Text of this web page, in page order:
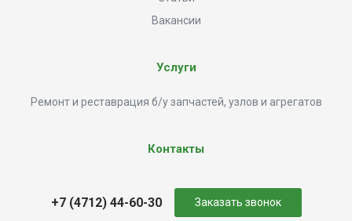
Вакансии
Услуги
Ремонт и реставрация б/у запчастей, узлов и агрегатов
Контакты
+7 (4712) 44-60-30 Заказать звонок